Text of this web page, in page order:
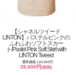
【シャネルツイード
LINTON】パステルピンクの
ふわふわソフトスカー
ト/Pastel Pink Soft Skirt with
LINTON Tweed
通常価格 120,000円
39,000円(税別)